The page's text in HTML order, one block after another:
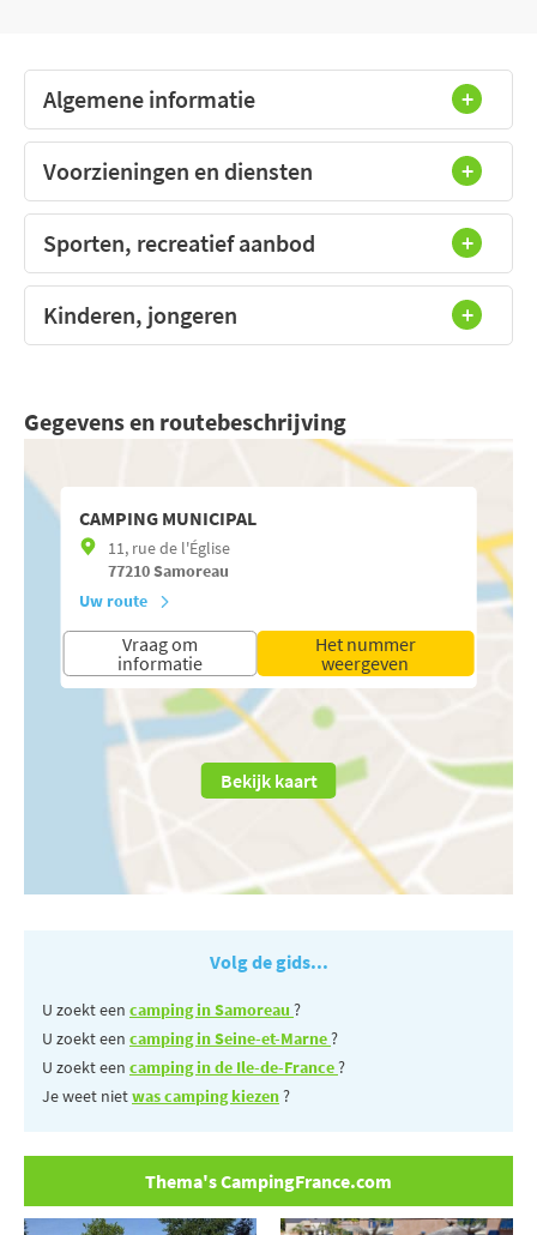
Algemene informatie
Voorzieningen en diensten
Sporten, recreatief aanbod
Kinderen, jongeren
Gegevens en routebeschrijving
CAMPING MUNICIPAL
11, rue de l'Église
77210Samoreau
Uw route
Vraag om
informatie
Het nummer
weergeven
Bekijk kaart
Volg de gids...
U zoekt een camping in Samoreau ?
U zoekt een camping in Seine-et-Marne?
U zoekt een camping in de Ile-de-France?
Je weet nietwas camping kiezen?
Thema's CampingFrance.com